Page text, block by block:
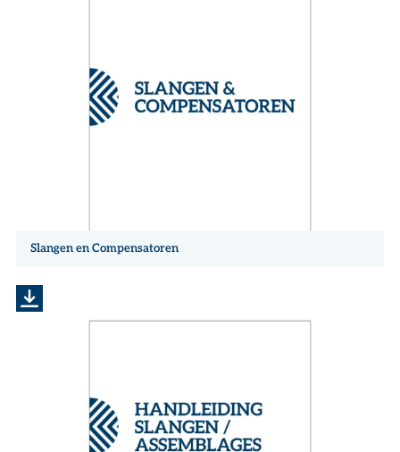
Slangen en Compensatoren